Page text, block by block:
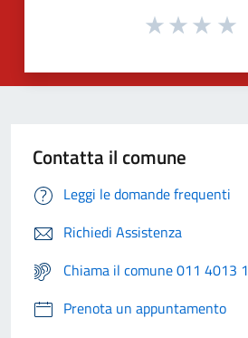
Contatta il comune
Leggi le domande frequenti
Richiedi Assistenza
Chiama il comune 011 4013 1
Prenota un appuntamento